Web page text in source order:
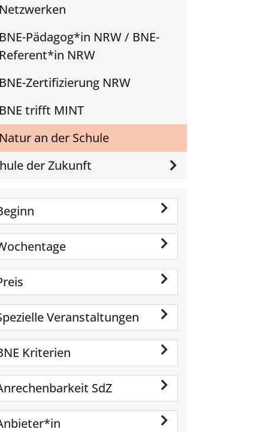
Netzwerken
BNE-Pädagog*in NRW / BNE-
Referent*in NRW
BNE-Zertifizierung NRW
BNE trifft MINT
Natur an der Schule
der Zukunft
Veranstaltungen
Kriterien
SdZ